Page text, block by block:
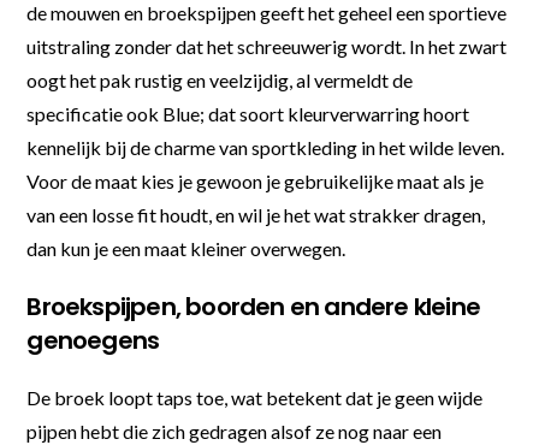
de mouwen en broekspijpen geeft het geheel een sportieve
uitstraling zonder dat het schreeuwerig wordt. In het zwart
oogt het pak rustig en veelzijdig, al vermeldt de
specificatie ook Blue; dat soort kleurverwarring hoort
kennelijk bij de charme van sportkleding in het wilde leven.
Voor de maat kies je gewoon je gebruikelijke maat als je
van een losse fit houdt, en wil je het wat strakker dragen,
dan kun je een maat kleiner overwegen.
Broekspijpen, boorden en andere kleine
genoegens
De broek loopt taps toe, wat betekent dat je geen wijde
pijpen hebt die zich gedragen alsof ze nog naar een